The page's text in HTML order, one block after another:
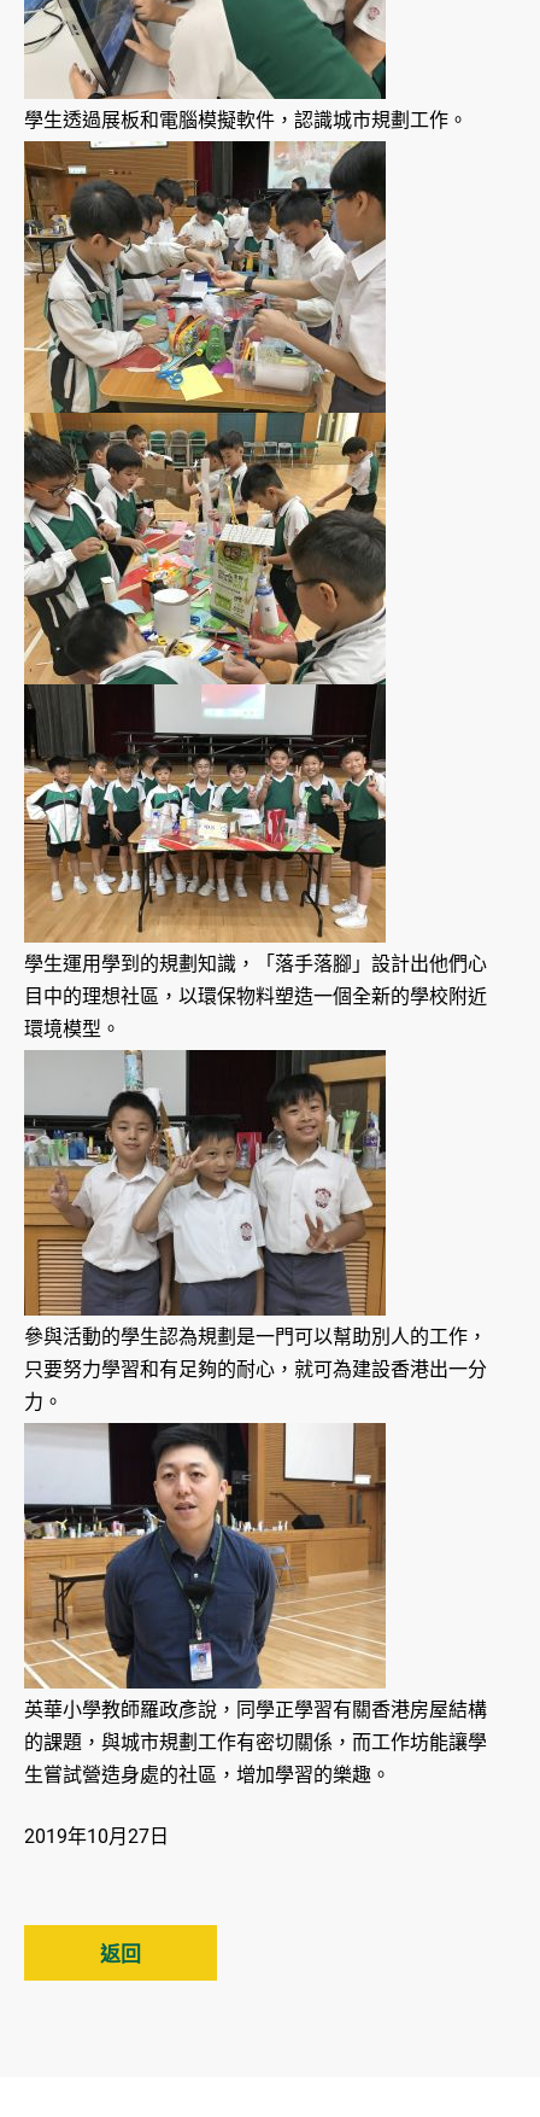
學生透過展板和電腦模擬軟件，認識城市規劃工作。
學生運用學到的規劃知識，「落手落腳」設計出他們心
目中的理想社區，以環保物料塑造一個全新的學校附近
環境模型。
參與活動的學生認為規劃是一門可以幫助別人的工作，
只要努力學習和有足夠的耐心，就可為建設香港出一分
力。
英華小學教師羅政彥說，同學正學習有關香港房屋結構
的課題，與城市規劃工作有密切關係，而工作坊能讓學
生嘗試營造身處的社區，增加學習的樂趣。
2019年10月27日
返回